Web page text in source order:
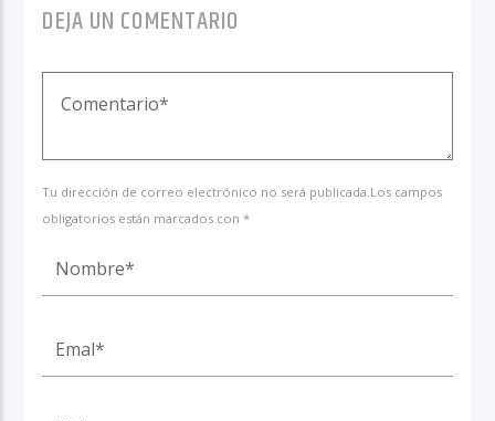
DEJA UN COMENTARIO
Tu dirección de correo electrónico no será publicada.Los campos
obligatorios están marcados con *